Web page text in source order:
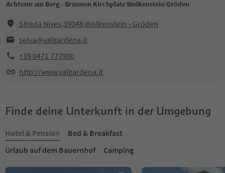
Achtsam am Berg - Brunnen Kirchplatz Wolkenstein Gröden
Streda Nives,39048,Wolkenstein - Gröden
selva@valgardena.it
+39 0471 777900
http://www.valgardena.it
Finde deine Unterkunft in der Umgebung
Hotel & Pension
Bed & Breakfast
Urlaub auf dem Bauernhof
Camping